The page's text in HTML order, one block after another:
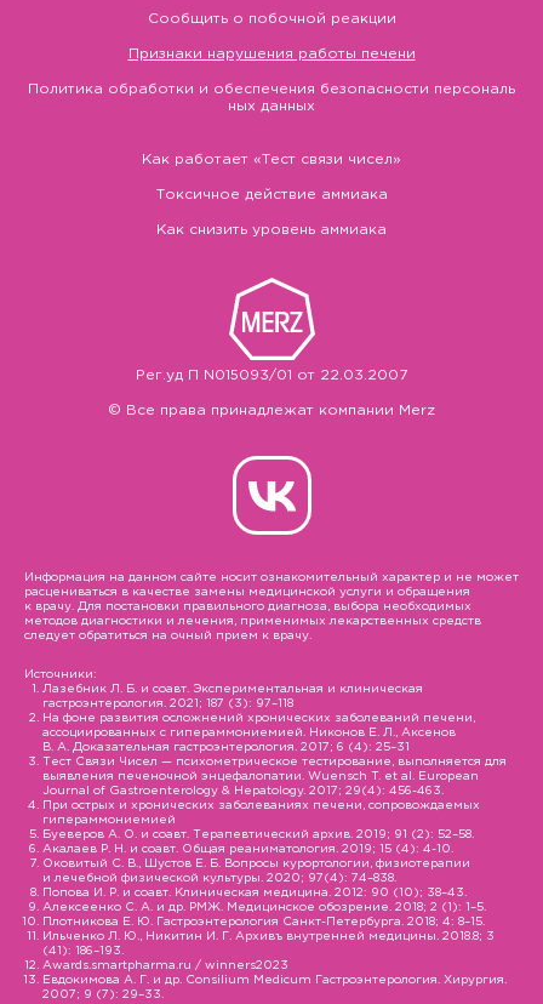
Рег.уд П N015093/01 от 22.03.2007
© Все права принадлежат компании Merz
Сообщить о побочной реакции
Признаки нарушения работы печени
Политика обработки и обеспечения безопасности персональ
ных данных
Как работает «Тест связи чисел»
Токсичное действие аммиака
Как снизить уровень аммиака
Информация на данном сайте носит ознакомительный характер и не может
расцениваться в качестве замены медицинской услуги и обращения
к врачу. Для постановки правильного диагноза, выбора необходимых
методов диагностики и лечения, применимых лекарственных средств
следует обратиться на очный прием к врачу.
Источники:
Лазебник Л. Б. и соавт. Экспериментальная и клиническая
гастроэнтерология. 2021; 187 (3): 97–118
На фоне развития осложнений хронических заболеваний печени,
ассоциированных с гипераммониемией. Никонов Е. Л., Аксенов
В. А. Доказательная гастроэнтерология. 2017; 6 (4): 25–31
Тест Связи Чисел — психометрическое тестирование, выполняется для
выявления печеночной энцефалопатии. Wuensch T. et al. European
Journal of Gastroenterology & Hepatology. 2017; 29(4): 456-463.
При острых и хронических заболеваниях печени, сопровождаемых
гипераммониемией
Буеверов А. О. и соавт. Терапевтический архив. 2019; 91 (2): 52–58.
Акалаев Р. Н. и соавт. Общая реаниматология. 2019; 15 (4): 4-10.
Оковитый С. В., Шустов Е. Б. Вопросы курортологии, физиотерапии
и лечебной физической культуры. 2020; 97(4): 74–838.
Попова И. Р. и соавт. Клиническая медицина. 2012: 90 (10); 38–43.
Алексеенко С. А. и др. РМЖ. Медицинское обозрение. 2018; 2 (1): 1–5.
Плотникова Е. Ю. Гастроэнтерология Санкт-Петербурга. 2018; 4: 8–15.
Ильченко Л. Ю., Никитин И. Г. Архивъ внутренней медицины. 2018.8; 3
(41): 186–193.
Awards.smartpharma.ru / winners2023
Евдокимова А. Г. и др. Consilium Medicum Гастроэнтерология. Хирургия.
2007; 9 (7): 29–33.